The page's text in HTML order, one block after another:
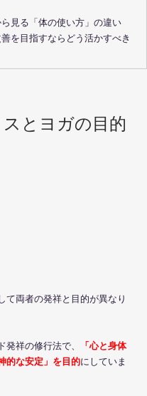
見る「体の使い方」の違い
を目指すならどう活かすべき
とヨガの目的
て両者の発祥と目的が異なり
発祥の修行法で、
「心と身体
的な安定」を目的にしていま